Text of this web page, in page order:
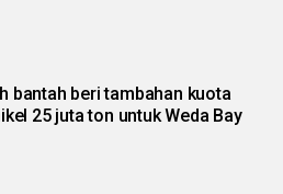
bantah beri tambahan kuota
25 juta ton untuk Weda Bay